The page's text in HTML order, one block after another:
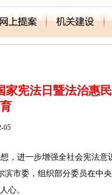
宪法日暨法治惠
05
进一步增强全社会宪法意
市委，组织部分委员在中
心。